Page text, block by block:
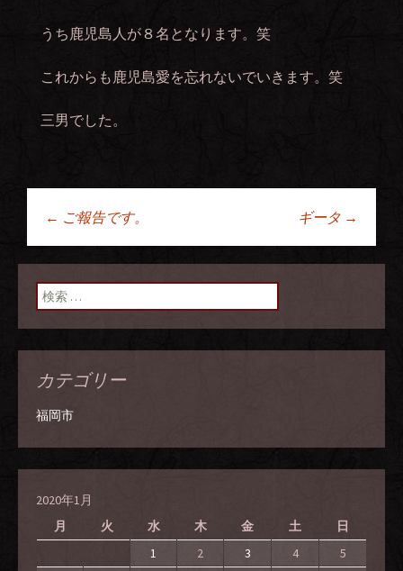
うち鹿児島人が８名となります。笑
これからも鹿児島愛を忘れないでいきます。笑
三男でした。
投稿ナビゲーショ
ン
← ご報告です。 ギータ →
検索:
カテゴリー
福岡市
2020年1月
月
火 水 木 金 土 日
1 2 3 4
5